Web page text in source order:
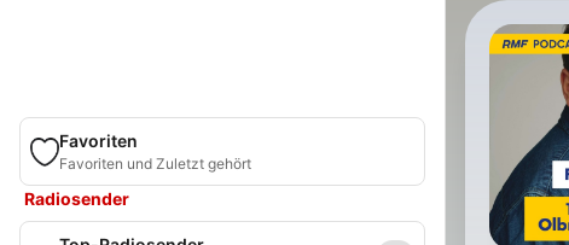
Favoriten
Favoriten und Zuletzt gehört
Radiosender